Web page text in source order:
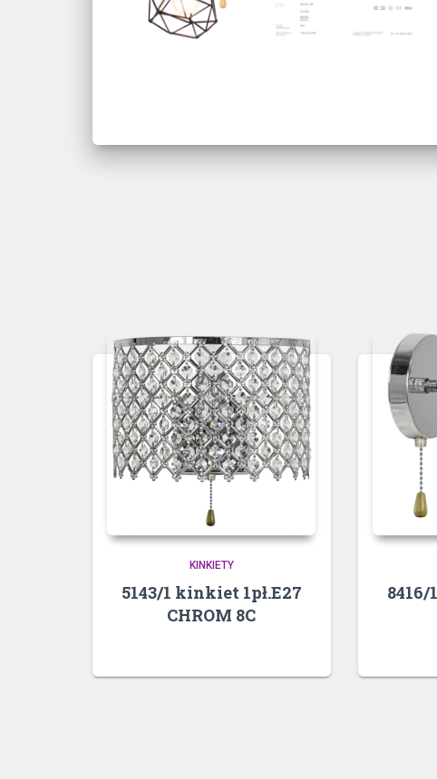
KINKIETY
5143/1 kinkiet 1pł.E27
CHROM 8C
8416/